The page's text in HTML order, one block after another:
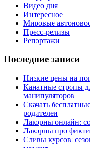
Видео дня
Интересное
Мировые
Пресс-релизы
Репортажи
Последние записи
Низкие цены на
Канатные стропы
манипуляторов
Скачать
родителей
Лакорны онлайн:
Лакорны про
Сливы курсов: